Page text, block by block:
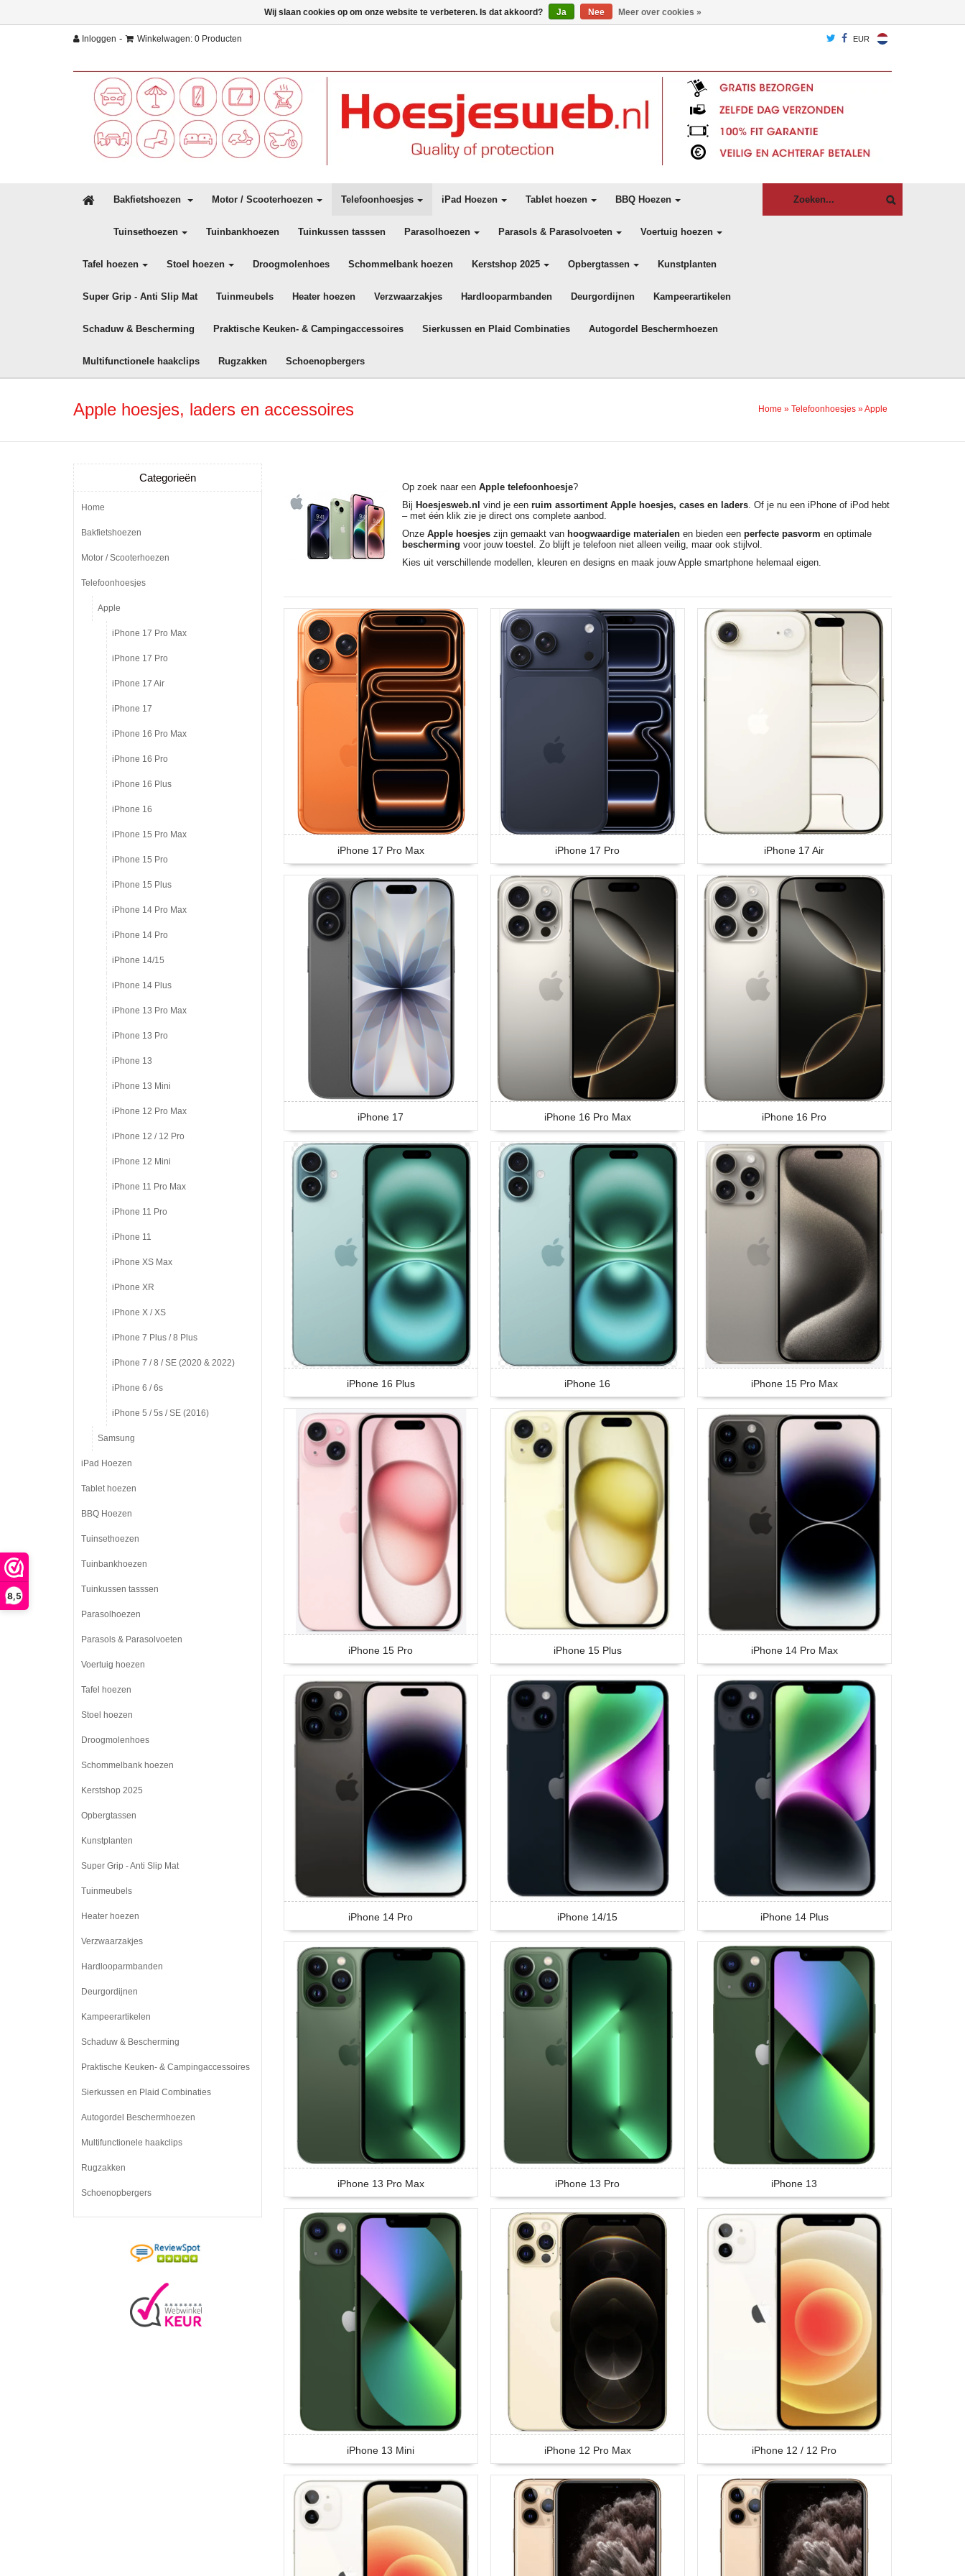
8,5
Inloggen - Winkelwagen: 0 Producten EUR
Bakfietshoezen Motor / Scooterhoezen Telefoonhoesjes iPad Hoezen Tablet hoezen BBQ Hoezen
Tuinsethoezen Tuinbankhoezen Tuinkussen tasssen Parasolhoezen Parasols & Parasolvoeten Voertuig hoezen
Tafel hoezen Stoel hoezen Droogmolenhoes Schommelbank hoezen Kerstshop 2025 Opbergtassen Kunstplanten
Super Grip - Anti Slip Mat Tuinmeubels Heater hoezen Verzwaarzakjes Hardlooparmbanden Deurgordijnen Kampeerartikelen
Schaduw & Bescherming Praktische Keuken- & Campingaccessoires Sierkussen en Plaid Combinaties Autogordel Beschermhoezen
Multifunctionele haakclips Rugzakken Schoenopbergers
Apple hoesjes, laders en accessoires Home » Telefoonhoesjes »Apple
Op zoek naar een Apple telefoonhoesje?
Bij Hoesjesweb.nl vind je een ruim assortiment Apple hoesjes, cases en laders. Of je nu een iPhone of iPod hebt
– met één klik zie je direct ons complete aanbod.
Onze Apple hoesjeszijn gemaakt van hoogwaardige materialenen bieden een perfecte pasvorm en optimale
bescherming voor jouw toestel. Zo blijft je telefoon niet alleen veilig, maar ook stijlvol.
Kies uit verschillende modellen, kleuren en designs en maak jouw Apple smartphone helemaal eigen.
iPhone 17 Pro Max iPhone 17 Pro iPhone 17 Air
iPhone 17 iPhone 16 Pro Max iPhone 16 Pro
iPhone 16 Plus iPhone 16 iPhone 15 Pro Max
iPhone 15 Pro iPhone 15 Plus iPhone 14 Pro Max
iPhone 14 Pro iPhone 14/15 iPhone 14 Plus
iPhone 13 Pro Max iPhone 13 Pro iPhone 13
iPhone 13 Mini iPhone 12 Pro Max iPhone 12 / 12 Pro
Categorieën
Home
Bakfietshoezen
Motor / Scooterhoezen
Telefoonhoesjes
Apple
iPhone 17 Pro Max
iPhone 17 Pro
iPhone 17 Air
iPhone 17
iPhone 16 Pro Max
iPhone 16 Pro
iPhone 16 Plus
iPhone 16
iPhone 15 Pro Max
iPhone 15 Pro
iPhone 15 Plus
iPhone 14 Pro Max
iPhone 14 Pro
iPhone 14/15
iPhone 14 Plus
iPhone 13 Pro Max
iPhone 13 Pro
iPhone 13
iPhone 13 Mini
iPhone 12 Pro Max
iPhone 12 / 12 Pro
iPhone 12 Mini
iPhone 11 Pro Max
iPhone 11 Pro
iPhone 11
iPhone XS Max
iPhone XR
iPhone X / XS
iPhone 7 Plus / 8 Plus
iPhone 7 / 8 / SE (2020 & 2022)
iPhone 6 / 6s
iPhone 5 / 5s / SE (2016)
Samsung
iPad Hoezen
Tablet hoezen
BBQ Hoezen
Tuinsethoezen
Tuinbankhoezen
Tuinkussen tasssen
Parasolhoezen
Parasols & Parasolvoeten
Voertuig hoezen
Tafel hoezen
Stoel hoezen
Droogmolenhoes
Schommelbank hoezen
Kerstshop 2025
Opbergtassen
Kunstplanten
Super Grip - Anti Slip Mat
Tuinmeubels
Heater hoezen
Verzwaarzakjes
Hardlooparmbanden
Deurgordijnen
Kampeerartikelen
Schaduw & Bescherming
Praktische Keuken- & Campingaccessoires
Sierkussen en Plaid Combinaties
Autogordel Beschermhoezen
Multifunctionele haakclips
Rugzakken
Schoenopbergers
Wij slaan cookies op om onze website te verbeteren. Is dat akkoord? Ja Nee Meer over cookies »